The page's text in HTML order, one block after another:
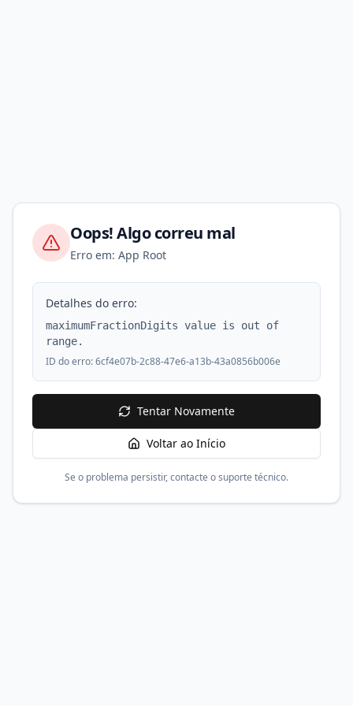
Oops! Algo correu mal
Erro em: App Root
Detalhes do erro:
maximumFractionDigits value is out of
range.
ID do erro:6cf4e07b-2c88-47e6-a13b-43a0856b006e
Tentar Novamente
Voltar ao Início
Se o problema persistir, contacte o suporte técnico.